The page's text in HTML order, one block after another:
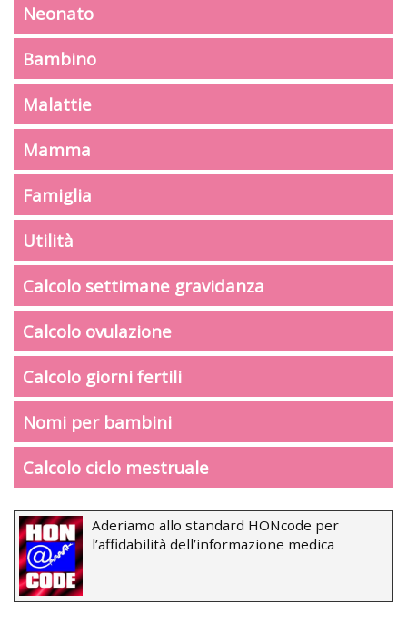
Neonato
Bambino
Malattie
Mamma
Famiglia
Utilità
Calcolo settimane gravidanza
Calcolo ovulazione
Calcolo giorni fertili
Nomi per bambini
Calcolo ciclo mestruale
Aderiamo allo standard HONcode per
l’affidabilità dell’informazione medica